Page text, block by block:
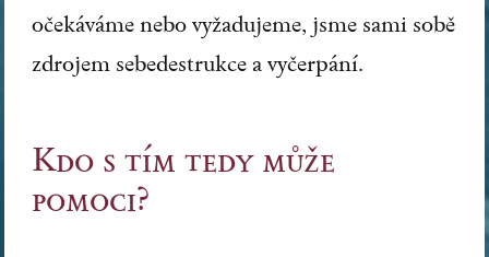
očekáváme nebo vyžadujeme, jsme sami sobě
zdrojem sebedestrukce a vyčerpání.
Kdo s tím tedy může
pomoci?